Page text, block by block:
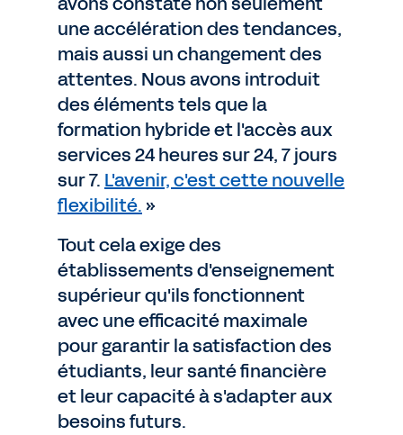
une accélération des tendances,
mais aussi un changement des
attentes. Nous avons introduit
des éléments tels que la
formation hybride et l'accès aux
services 24 heures sur 24, 7 jours
sur 7. L'avenir, c'est cette nouvelle
flexibilité. »
Tout cela exige des
établissements d'enseignement
supérieur qu'ils fonctionnent
avec une efficacité maximale
pour garantir la satisfaction des
étudiants, leur santé financière
et leur capacité à s'adapter aux
besoins futurs.